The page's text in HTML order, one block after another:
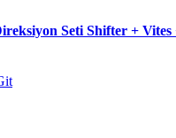
Seti Shifter +